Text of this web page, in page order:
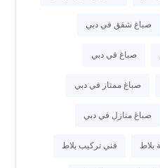
صباغ شقق في دبي
صباغ في دبي
صباغ ممتاز في دبي
صباغ منازل في دبي
بلاط فني تركيب بلاط